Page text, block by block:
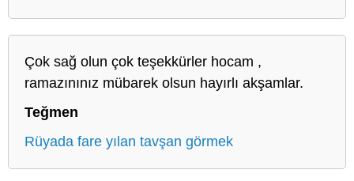
Çok sağ olun çok teşekkürler hocam ,
ramazınınız mübarek olsun hayırlı akşamlar.
Teğmen
Rüyada fare yılan tavşan görmek